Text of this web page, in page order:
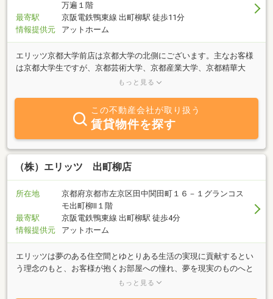
万遍１階
最寄駅
京阪電鉄鴨東線 出町柳駅 徒歩11分
情報提供元
アットホーム
エリッツ京都大学前店は京都大学の北側にございます。主なお客様
は京都大学生ですが、京都芸術大学、京都産業大学、京都精華大
学、京都工芸繊維大学などの学生さんにも良く利用して頂いており
おります。京都大学の桂キャンパスや宇治キャンパスの物件のご紹
介もしておりますので、お気軽にご相談下さい。京都大学受験生様
の合格前申込も対応しておりますので、合格発表前でも気軽にお問
い合わせください。ファミリーさんは、良くご案内するエリアは北
白川や浄土寺周辺です。京都大学関係者や京大病院関係者向けの物
件も多数扱っております。新婚さん・友人同士のシェア入居・ガレ
れ以外にも左京区全般、京都市内ならどこでも対応出来ます！京都
大学前店のスタッフ一同、皆様との出会いをお待ちしております。
もっと見る
この不動産会社が取り扱う
賃貸物件を探す
（株）エリッツ 出町柳店
所在地
京都府京都市左京区田中関田町１６－１グランコス
モ出町柳Ⅱ１階
最寄駅
京阪電鉄鴨東線 出町柳駅 徒歩4分
情報提供元
アットホーム
エリッツは夢のある住空間とゆとりある生活の実現に貢献するとい
う理念のもと、お客様が抱くお部屋への憧れ、夢を現実のものへと
させていただくお手伝いをさせて頂きます。京都市左京区の玄関口
もっと見る